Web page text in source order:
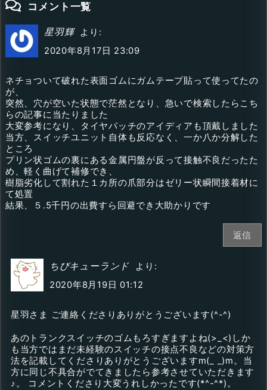
コメント一覧
星羽輝
より:
2020年8月17日 23:09
ネチョついて破れた表面ゴムにガムテープ貼って使ってたの
が、
突然、穴が空いた状態で茫然となり、急いで検索したらこち
らの記事に当たりました
大変参考になり、タイヤパッチのアイディアも頂戴しました
当方、スイッチユニット自体も反応なく、一か八か分解した
ところ
プリン状ゴムの裏にある金属円盤が反って接触不良だったた
め、軽く曲げて補修でき、
樹脂劣化して割れた１カ所の爪部分はゼリー状瞬間接着材に
て処置
結果、５.5千円の出費すら回避でき大助かりです
返信
ちびキューランド
より:
2020年8月19日 01:12
星羽さま ご連絡くださりありがとうございます(^-^)
あのトランクスイッチのゴムもろすぎますよね(>_<)しか
も当方ではまだ未経験のスイッチの接点不良などの対策方
法を記載してくださりありがとうございますm(_ _)m。当
方に同じ不具合がでてきましたら参考させていただきます
♪。 コメントくださり大変うれしかったです(*^-^*)。